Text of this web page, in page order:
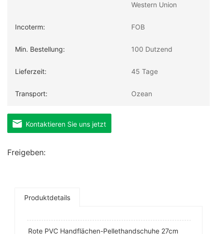
Western Union
Incoterm: FOB
Min. Bestellung: 100 Dutzend
Lieferzeit: 45 Tage
Transport: Ozean
Hafen:
Kontaktieren Sie uns jetzt
Freigeben:
Produktdetails
Rote PVC Handflächen-Pellethandschuhe 27cm